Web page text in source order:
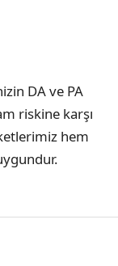
DA ve PA
riskine karşı
hem